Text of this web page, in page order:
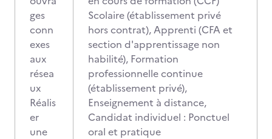
ges
conn
exes
aux
résea
ux
Réalis
er
une
Scolaire (établissement privé
hors contrat), Apprenti (CFA et
section d'apprentissage non
habilité), Formation
professionnelle continue
(établissement privé),
Enseignement à distance,
Candidat individuel : Ponctuel
oral et pratique